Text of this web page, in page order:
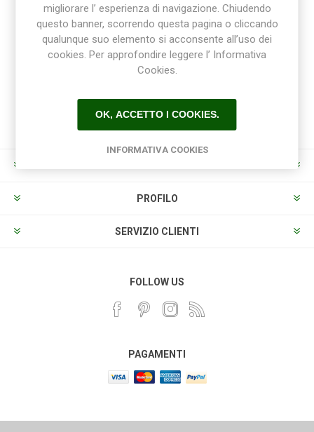
Ricevi la newsletter
PROFILO
SERVIZIO CLIENTI
FOLLOW US
PAGAMENTI
migliorare l’ esperienza di navigazione. Chiudendo
questo banner, scorrendo questa pagina o cliccando
qualunque suo elemento si acconsente all’uso dei
cookies. Per approfondire leggere l’ Informativa
Cookies.
OK, ACCETTO I COOKIES.
INFORMATIVA COOKIES